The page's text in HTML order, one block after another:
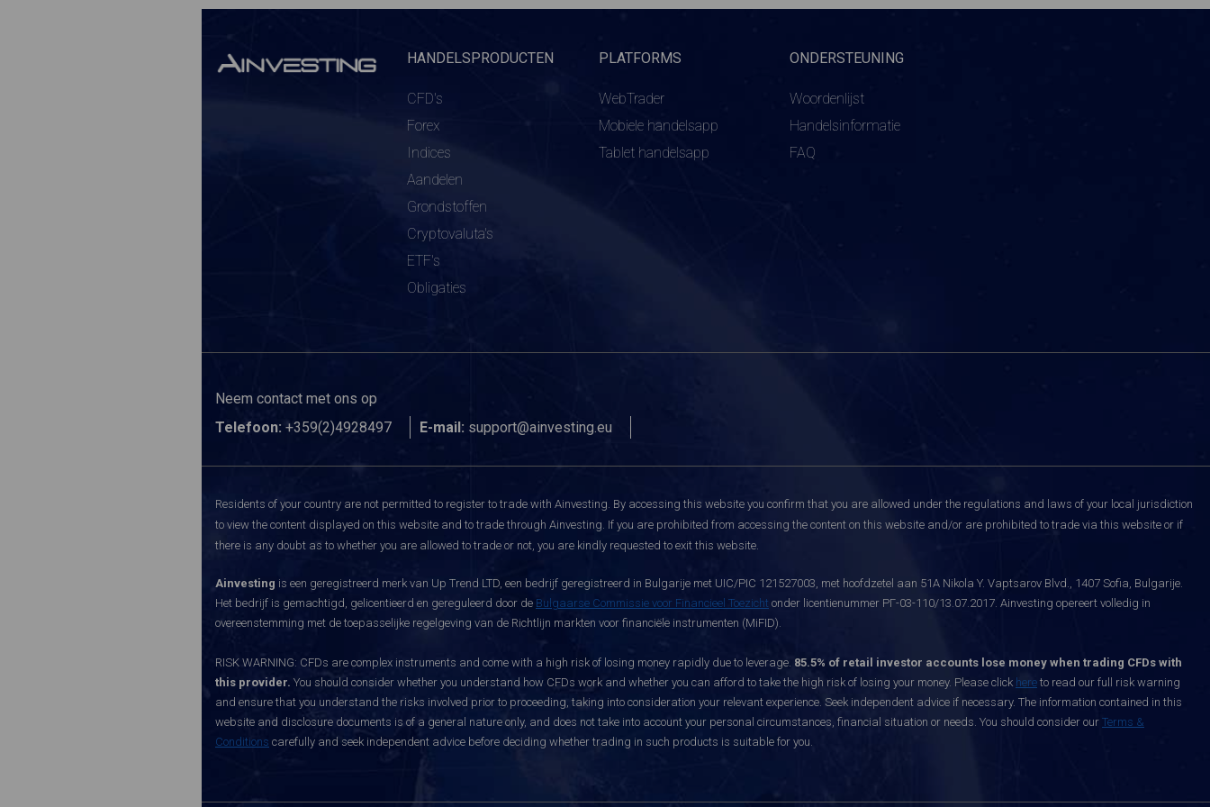
HANDELSPRODUCTEN
CFD's
Forex
Indices
Aandelen
Grondstoffen
Cryptovaluta's
ETF's
Obligaties
PLATFORMS
WebTrader
Mobiele handelsapp
Tablet handelsapp
ONDERSTEUNING
Woordenlijst
Handelsinformatie
FAQ
Neem contact met ons op
Telefoon: +359(2)4928497 E-mail: support@ainvesting.eu
Residents of your country are not permitted to register to trade with Ainvesting. By accessing this website you confirm that you are allowed under the regulations and laws of your local jurisdiction
to view the content displayed on this website and to trade through Ainvesting. If you are prohibited from accessing the content on this website and/or are prohibited to trade via this website or if
there is any doubt as to whether you are allowed to trade or not, you are kindly requested to exit this website.
Ainvesting is een geregistreerd merk van Up Trend LTD, een bedrijf geregistreerd in Bulgarije met UIC/PIC 121527003, met hoofdzetel aan 51A Nikola Y. Vaptsarov Blvd., 1407 Sofia, Bulgarije.
Het bedrijf is gemachtigd, gelicentieerd en gereguleerd door de Bulgaarse Commissie voor Financieel Toezicht onder licentienummer РГ-03-110/13.07.2017. Ainvesting opereert volledig in
overeenstemming met de toepasselijke regelgeving van de Richtlijn markten voor financiële instrumenten (MiFID).
RISK WARNING: CFDs are complex instruments and come with a high risk of losing money rapidly due to leverage. 85.5% of retail investor accounts lose money when trading CFDs with
this provider. You should consider whether you understand how CFDs work and whether you can afford to take the high risk of losing your money. Please click here to read our full risk warning
and ensure that you understand the risks involved prior to proceeding, taking into consideration your relevant experience. Seek independent advice if necessary. The information contained in this
website and disclosure documents is of a general nature only, and does not take into account your personal circumstances, financial situation or needs. You should consider our Terms &
Conditions carefully and seek independent advice before deciding whether trading in such products is suitable for you.